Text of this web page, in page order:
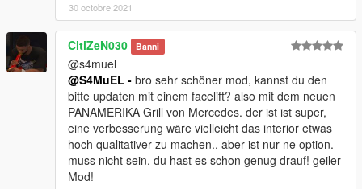
30 octobre 2021
CitiZeN030 Banni
@s4muel
@S4MuEL - bro sehr schöner mod, kannst du den
bitte updaten mit einem facelift? also mit dem neuen
PANAMERIKA Grill von Mercedes. der ist ist super,
eine verbesserung wäre vielleicht das interior etwas
hoch qualitativer zu machen.. aber ist nur ne option.
muss nicht sein. du hast es schon genug drauf! geiler
Mod!